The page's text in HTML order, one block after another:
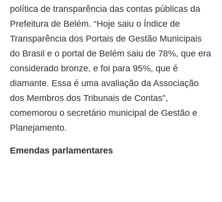
política de transparência das contas públicas da
Prefeitura de Belém. “Hoje saiu o Índice de
Transparência dos Portais de Gestão Municipais
do Brasil e o portal de Belém saiu de 78%, que era
considerado bronze, e foi para 95%, que é
diamante. Essa é uma avaliação da Associação
dos Membros dos Tribunais de Contas”,
comemorou o secretário municipal de Gestão e
Planejamento.
Emendas parlamentares